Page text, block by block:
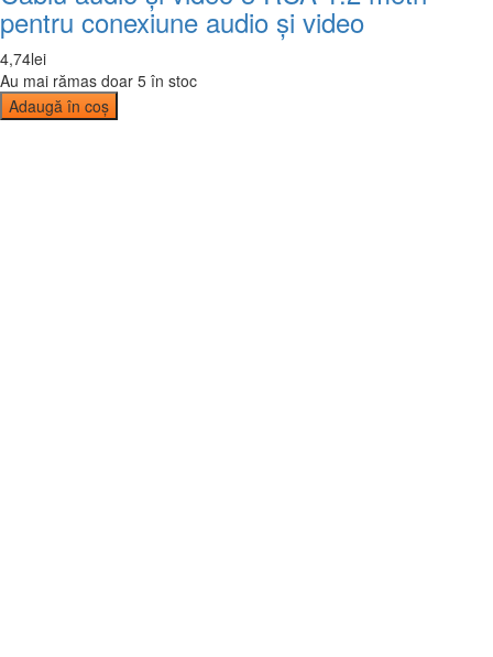
pentru conexiune audio și video
4,74lei
Au mai rămas doar 5 în stoc
Adaugă în coș